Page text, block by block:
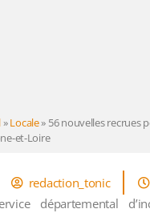
»Locale» 56 nouvelles recrues
et-Loire
redaction_tonic
départemental